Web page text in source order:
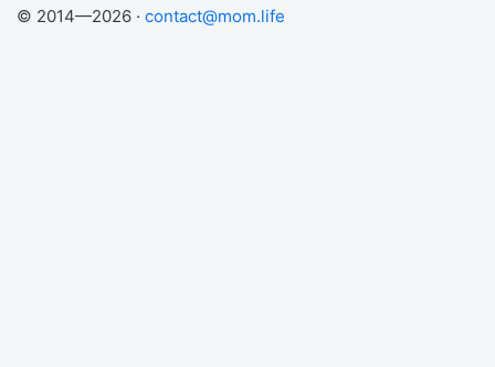
© 2014—2026 · contact@mom.life